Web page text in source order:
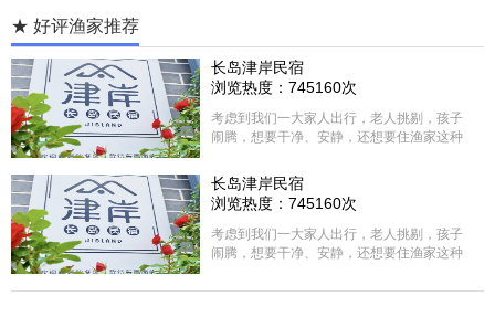
★ 好评渔家推荐
长岛津岸民宿
浏览热度：745160次
考虑到我们一大家人出行，老人挑剔，孩子
闹腾，想要干净、安静，还想要住渔家这种
选择津岸民宿，实际体验客房很干净，饭菜
方面家里老人也很满意，整体饭菜给搭配的
很好，每顿饭也不重样的，海鲜确实是非常
的新鲜呢，另外值得一提的是，他家的海菜
包子非常好吃。 其实长岛可选的酒店、民宿
各不相同，可以根据自己的喜好选择。非常
长岛津岸民宿
浏览热度：745160次
考虑到我们一大家人出行，老人挑剔，孩子
闹腾，想要干净、安静，还想要住渔家这种
选择津岸民宿，实际体验客房很干净，饭菜